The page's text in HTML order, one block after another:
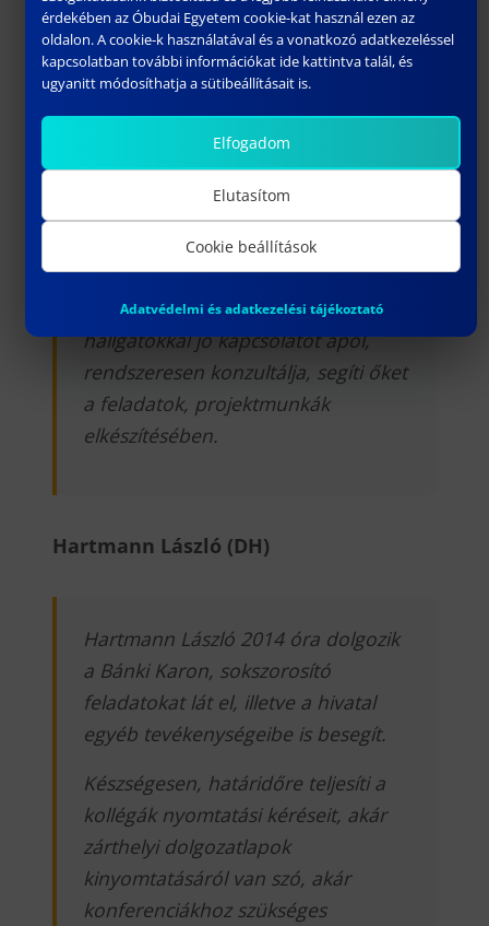
ennek köszönhetően az egyik
legjobban működő – elsősorban a
gyakorlati tanórák megvalósítására
alkalmas – labort működtet.
Nyugodt természetével,
hozzájárul a számítógépes tervező
és prototípus labor fejlesztéséhez és
hatékony működtetéséhez.A
hallgatókkal jó kapcsolatot ápol,
rendszeresen konzultálja, segíti őket
a feladatok, projektmunkák
elkészítésében.
Hartmann László (DH)
Hartmann László 2014 óra dolgozik
a Bánki Karon, sokszorosító
feladatokat lát el, illetve a hivatal
egyéb tevékenységeibe is besegít.
Készségesen, határidőre teljesíti a
kollégák nyomtatási kéréseit, akár
zárthelyi dolgozatlapok
kinyomtatásáról van szó, akár
konferenciákhoz szükséges
érdekében az Óbudai Egyetem cookie-kat használ ezen az
oldalon. A cookie-k használatával és a vonatkozó adatkezeléssel
kapcsolatban további információkat ide kattintva talál, és
ugyanitt módosíthatja a sütibeállításait is.
Elfogadom
Elutasítom
Cookie beállítások
Adatvédelmi és adatkezelési tájékoztató